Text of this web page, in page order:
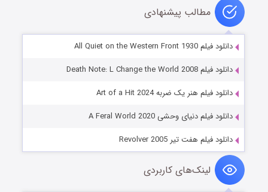
مطالب پیشنهادی
دانلود فیلم All Quiet on the Western Front 1930
دانلود فیلم Death Note: L Change the World 2008
دانلود فیلم هنر یک ضربه Art of a Hit 2024
دانلود فیلم دنیای وحشی A Feral World 2020
دانلود فیلم هفت تیر Revolver 2005
لینک‌های کاربردی